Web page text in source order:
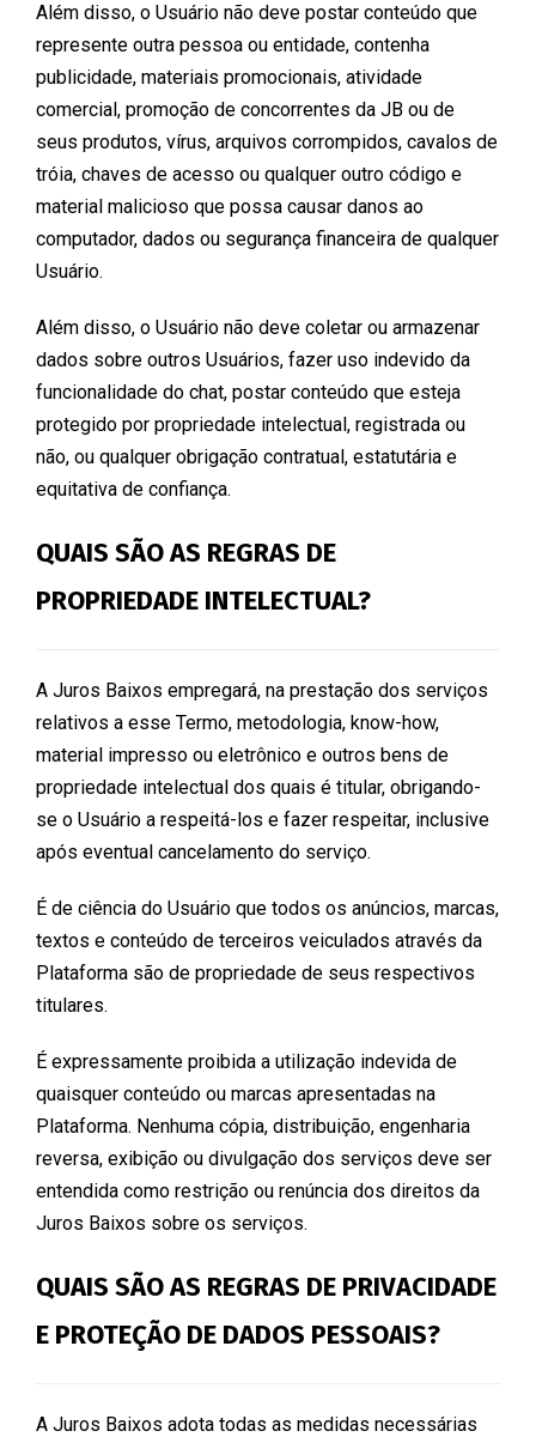
Além disso, o Usuário não deve postar conteúdo que
represente outra pessoa ou entidade, contenha
publicidade, materiais promocionais, atividade
comercial, promoção de concorrentes da JB ou de
seus produtos, vírus, arquivos corrompidos, cavalos de
tróia, chaves de acesso ou qualquer outro código e
material malicioso que possa causar danos ao
computador, dados ou segurança financeira de qualquer
Usuário.
Além disso, o Usuário não deve coletar ou armazenar
dados sobre outros Usuários, fazer uso indevido da
funcionalidade do chat, postar conteúdo que esteja
protegido por propriedade intelectual, registrada ou
não, ou qualquer obrigação contratual, estatutária e
equitativa de confiança.
QUAIS SÃO AS REGRAS DE
PROPRIEDADE INTELECTUAL?
A Juros Baixos empregará, na prestação dos serviços
relativos a esse Termo, metodologia, know-how,
material impresso ou eletrônico e outros bens de
propriedade intelectual dos quais é titular, obrigando-
se o Usuário a respeitá-los e fazer respeitar, inclusive
após eventual cancelamento do serviço.
É de ciência do Usuário que todos os anúncios, marcas,
textos e conteúdo de terceiros veiculados através da
Plataforma são de propriedade de seus respectivos
titulares.
É expressamente proibida a utilização indevida de
quaisquer conteúdo ou marcas apresentadas na
Plataforma. Nenhuma cópia, distribuição, engenharia
reversa, exibição ou divulgação dos serviços deve ser
entendida como restrição ou renúncia dos direitos da
Juros Baixos sobre os serviços.
QUAIS SÃO AS REGRAS DE PRIVACIDADE
E PROTEÇÃO DE DADOS PESSOAIS?
A Juros Baixos adota todas as medidas necessárias